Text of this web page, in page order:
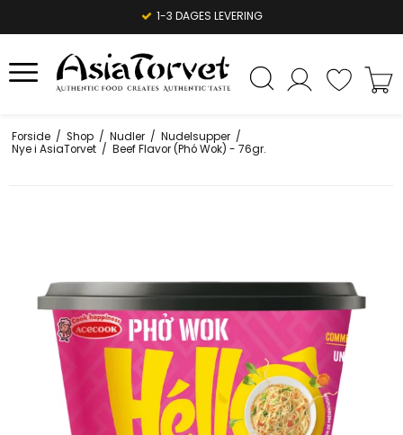
1-3 DAGES LEVERING
Forside / Shop / Nudler / Nudelsupper /
Nye i AsiaTorvet / Beef Flavor (Phó Wok) - 76gr.